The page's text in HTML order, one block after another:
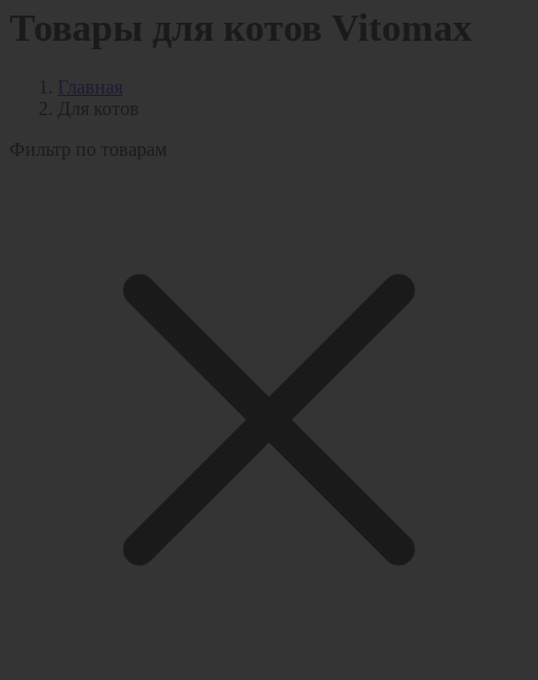
Товары для котов Vitomax
Главная
Для котов
Фильтр по товарам